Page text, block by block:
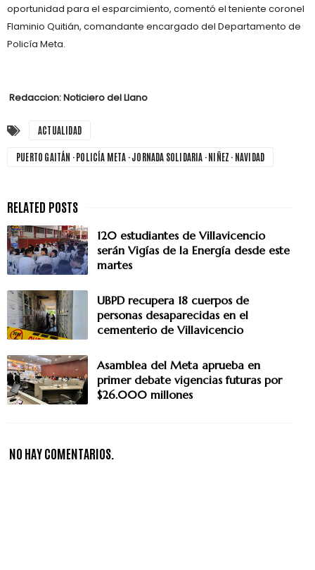
oportunidad para el esparcimiento, comentó el teniente coronel
Flaminio Quitián, comandante encargado del Departamento de
Policía Meta.
Redaccion: Noticiero del Llano
ACTUALIDAD
PUERTO GAITÁN · POLICÍA META · JORNADA SOLIDARIA · NIÑEZ · NAVIDAD
120 estudiantes de Villavicencio
serán Vigías de la Energía desde este
martes
UBPD recupera 18 cuerpos de
personas desaparecidas en el
cementerio de Villavicencio
Asamblea del Meta aprueba en
primer debate vigencias futuras por
$26.000 millones
NO HAY COMENTARIOS.